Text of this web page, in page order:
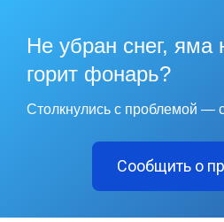
Не убран снег, яма
горит фонарь?
Столкнулись с проблемой —
Сообщить о